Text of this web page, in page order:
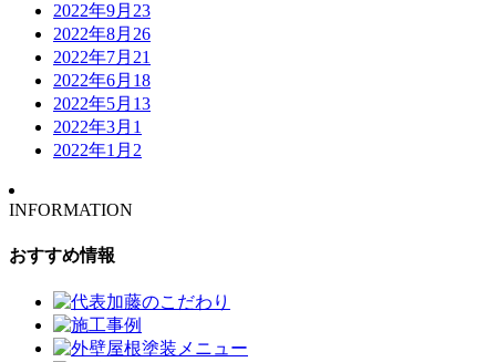
2022年9月 23
2022年8月 26
2022年7月 21
2022年6月 18
2022年5月 13
2022年3月 1
2022年1月 2
INFORMATION
おすすめ情報